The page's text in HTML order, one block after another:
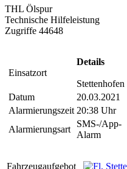
THL Ölspur
Technische Hilfeleistung
Zugriffe 44648
Einsatzort
Details
Stettenhofen
Datum
20.03.2021
Alarmierungszeit 20:38 Uhr
Alarmierungsart
SMS-/App-
Alarm
Fahrzeugaufgebot